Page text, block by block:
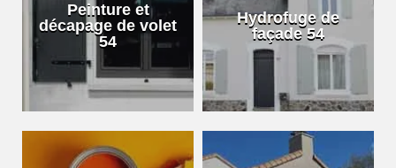
Peinture et
décapage de volet
54
Hydrofuge de
façade 54